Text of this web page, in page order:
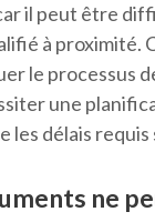
il peut être
à proximité.
le processus
une
les délais
ne